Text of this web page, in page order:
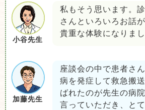
小谷先生
私もそう思います。
さんといろいろお話
貴重な体験になりまし
加藤先生
座談会の中で患者さ
病を発症して救急搬
ばれたのが先生の病
言っていただき、と